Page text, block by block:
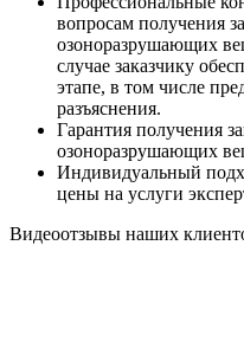
вопросам получения
озоноразрушающих
случае заказчику
этапе, в том числе
разъяснения.
Гарантия получения
озоноразрушающих
Индивидуальный
цены на услуги
Видеоотзывы наших